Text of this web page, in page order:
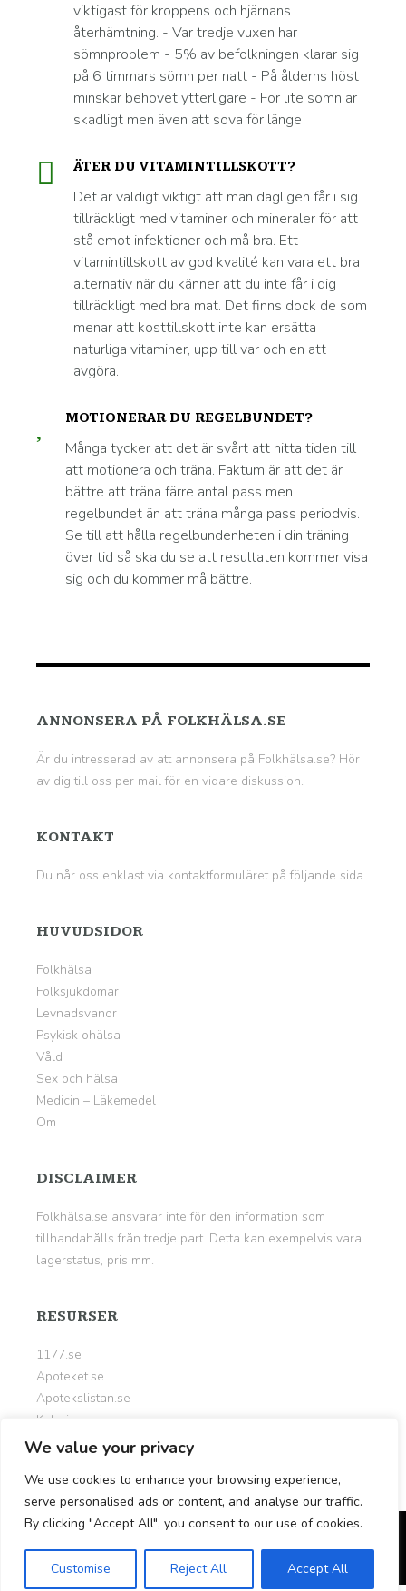
We value your privacy
We use cookies to enhance your browsing experience,
serve personalised ads or content, and analyse our traffic.
By clicking "Accept All", you consent to our use of cookies.
Customise Reject All Accept All
viktigast för kroppens och hjärnans
återhämtning. - Var tredje vuxen har
sömnproblem - 5% av befolkningen klarar sig
på 6 timmars sömn per natt - På ålderns höst
minskar behovet ytterligare - För lite sömn är
skadligt men även att sova för länge
ÄTER DU VITAMINTILLSKOTT?
Det är väldigt viktigt att man dagligen får i sig
tillräckligt med vitaminer och mineraler för att
stå emot infektioner och må bra. Ett
vitamintillskott av god kvalité kan vara ett bra
alternativ när du känner att du inte får i dig
tillräckligt med bra mat. Det finns dock de som
menar att kosttillskott inte kan ersätta
naturliga vitaminer, upp till var och en att
avgöra.
MOTIONERAR DU REGELBUNDET?
Många tycker att det är svårt att hitta tiden till
att motionera och träna. Faktum är att det är
bättre att träna färre antal pass men
regelbundet än att träna många pass periodvis.
Se till att hålla regelbundenheten i din träning
över tid så ska du se att resultaten kommer visa
sig och du kommer må bättre.
ANNONSERA PÅ FOLKHÄLSA.SE
Är du intresserad av att annonsera på Folkhälsa.se? Hör
av dig till oss per mail för en vidare diskussion.
KONTAKT
Du når oss enklast via kontaktformuläret på följande sida.
HUVUDSIDOR
Folkhälsa
Folksjukdomar
Levnadsvanor
Psykisk ohälsa
Våld
Sex och hälsa
Medicin – Läkemedel
Om
DISCLAIMER
Folkhälsa.se ansvarar inte för den information som
tillhandahålls från tredje part. Detta kan exempelvis vara
lagerstatus, pris mm.
RESURSER
1177.se
Apoteket.se
Apotekslistan.se
Kalorier.org
Livsportalen.se
© Copyright 2026